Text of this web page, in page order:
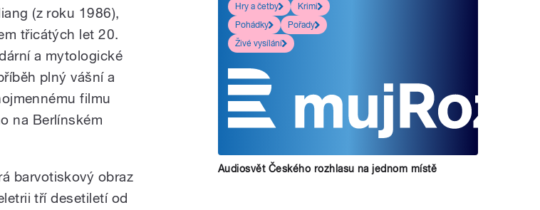
(z roku 1986),
třicátých let 20.
a mytologické
plný vášní a
filmu
na Berlínském
barvotiskový obraz
tří desetiletí od
Hry a četby
Krimi
Pohádky
Pořady
Živé vysílání
Audiosvět Českého rozhlasu na jednom místě